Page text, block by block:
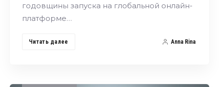
годовщины запуска на глобальной онлайн-
платформе…
Читать далее Anna Rina